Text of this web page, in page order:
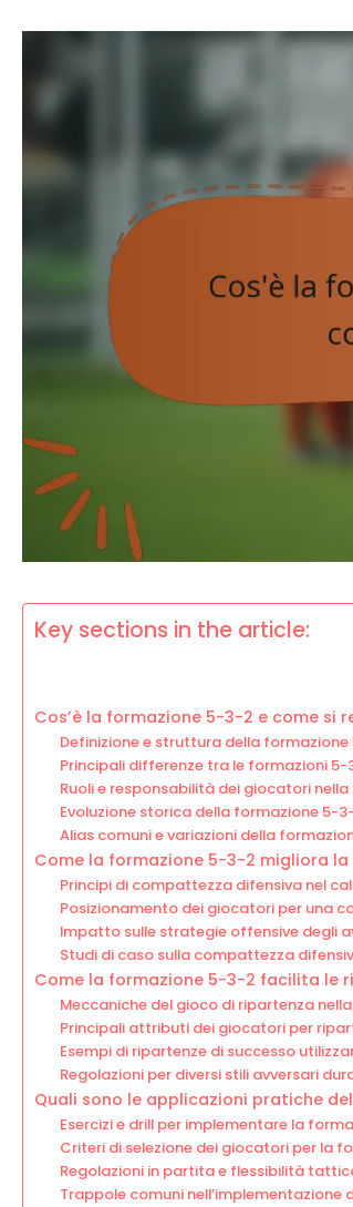
Key sections in the article:
Cos’è la formazione 5-3-2 e come si
Definizione e struttura della
Principali differenze tra le formazioni 5-
Ruoli e responsabilità dei giocatori
Evoluzione storica della formazione 5-
Alias comuni e variazioni della
Come la formazione 5-3-2 migliora
Principi di compattezza difensiva nel
Posizionamento dei giocatori per una
Impatto sulle strategie offensive degli
Studi di caso sulla compattezza
Come la formazione 5-3-2 facilita le
Meccaniche del gioco di ripartenza
Principali attributi dei giocatori per
Esempi di ripartenze di successo
Regolazioni per diversi stili avversari
Quali sono le applicazioni pratiche
Esercizi e drill per implementare la
Criteri di selezione dei giocatori per la
Regolazioni in partita e flessibilità
Trappole comuni